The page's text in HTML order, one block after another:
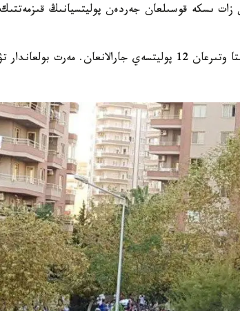
زات ىسكە قوسىلعان جەردەن پوليتسيانىڭ قىزمەتتىك
الدىن الا مالىمەتتەرگە قاراعاندا، جارىلىستان اۆتوبۋستا وتىرعان 12 پوليتسەي جارالانعان. مەرت